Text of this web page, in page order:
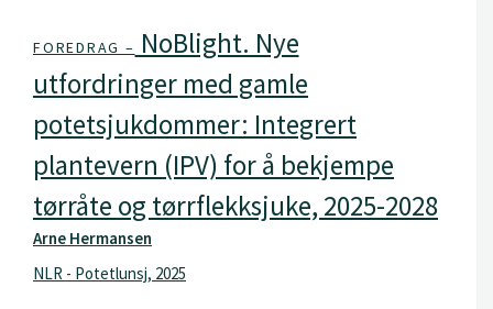
FOREDRAG – NoBlight. Nye
utfordringer med gamle
potetsjukdommer: Integrert
plantevern (IPV) for å bekjempe
tørråte og tørrflekksjuke, 2025-2028
Arne Hermansen
NLR - Potetlunsj, 2025